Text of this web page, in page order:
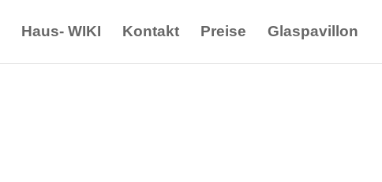
Haus- WIKI Kontakt Preise Glaspavillon